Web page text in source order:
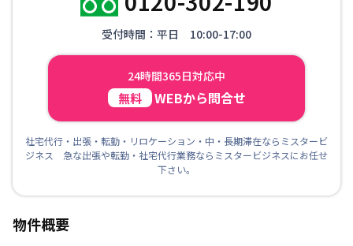
受付時間：平日 10:00-17:00
24時間365日対応中
無料 WEBから問合せ
社宅代行・出張・転勤・リロケーション・中・長期滞在ならミスタービ
ジネス 急な出張や転勤・社宅代行業務ならミスタービジネスにお任せ
下さい。
物件概要